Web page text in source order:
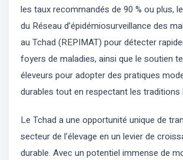
les taux recommandés de 90 % ou plus,
du Réseau d’épidémiosurveillance des
au Tchad (REPIMAT) pour détecter
foyers de maladies, ainsi que le soutien
éleveurs pour adopter des pratiques
durables tout en respectant les traditions
Le Tchad a une opportunité unique de
secteur de l’élevage en un levier de
durable. Avec un potentiel immense de